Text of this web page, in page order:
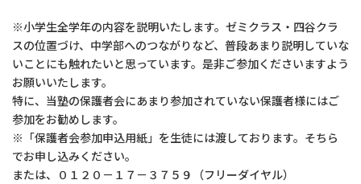
※小学生全学年の内容を説明いたします。ゼミクラス・四谷クラ
スの位置づけ、中学部へのつながりなど、普段あまり説明していな
いことにも触れたいと思っています。是非ご参加くださいますよう
お願いいたします。
特に、当塾の保護者会にあまり参加されていない保護者様にはご
参加をお勧めします。
※「保護者会参加申込用紙」を生徒には渡しております。そちら
でお申し込みください。
または、０１２０－１７－３７５９（フリーダイヤル）